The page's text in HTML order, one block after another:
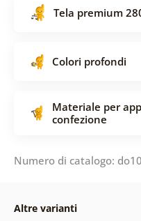
Tela premium
Colori profondi
Materiale per
confezione
Numero di catalogo:
Altre varianti